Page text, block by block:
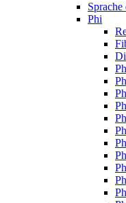
Sprache
Phi